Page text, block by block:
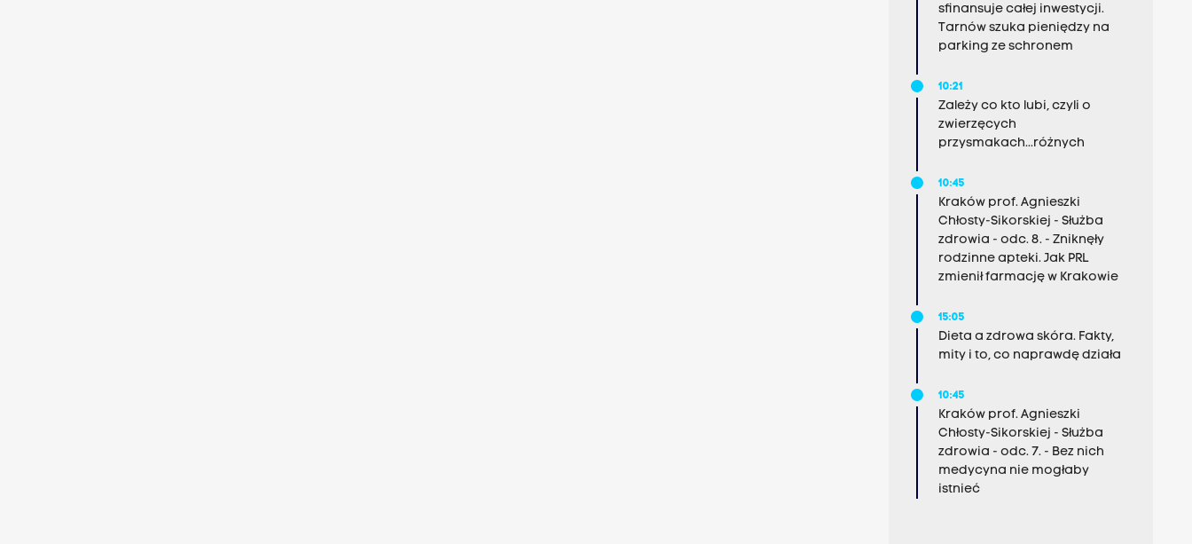
sfinansuje całej inwestycji.
Tarnów szuka pieniędzy na
parking ze schronem
10:21
Zależy co kto lubi, czyli o
zwierzęcych
przysmakach...różnych
10:45
Kraków prof. Agnieszki
Chłosty-Sikorskiej - Służba
zdrowia - odc. 8. - Zniknęły
rodzinne apteki. Jak PRL
zmienił farmację w Krakowie
15:05
Dieta a zdrowa skóra. Fakty,
mity i to, co naprawdę działa
10:45
Kraków prof. Agnieszki
Chłosty-Sikorskiej - Służba
zdrowia - odc. 7. - Bez nich
medycyna nie mogłaby
istnieć